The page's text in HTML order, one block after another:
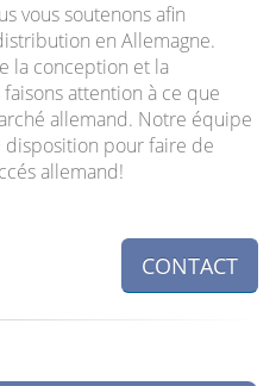
vous soutenons afin
en Allemagne.
la conception et la
attention à ce que
allemand. Notre équipe
pour faire de
allemand!
CONTACT